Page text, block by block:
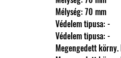
                Mélység: 70 mm
                Védelem tipusa: -
                Védelem tipusa: -
Megengedett